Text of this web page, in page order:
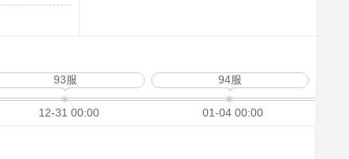
93服
12-31 00:00
94服
01-04 00:00